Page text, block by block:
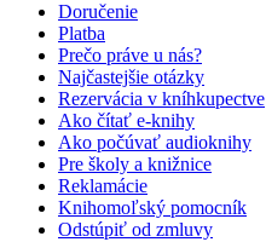
Doručenie
Platba
Prečo práve u nás?
Najčastejšie otázky
Rezervácia v kníhkupectve
Ako čítať e-knihy
Ako počúvať audioknihy
Pre školy a knižnice
Reklamácie
Knihomoľský pomocník
Odstúpiť od zmluvy